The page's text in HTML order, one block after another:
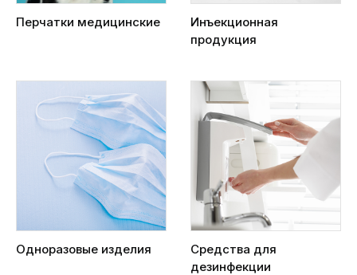
Перчатки медицинские
Инъекционная
продукция
Одноразовые изделия
Средства для
дезинфекции